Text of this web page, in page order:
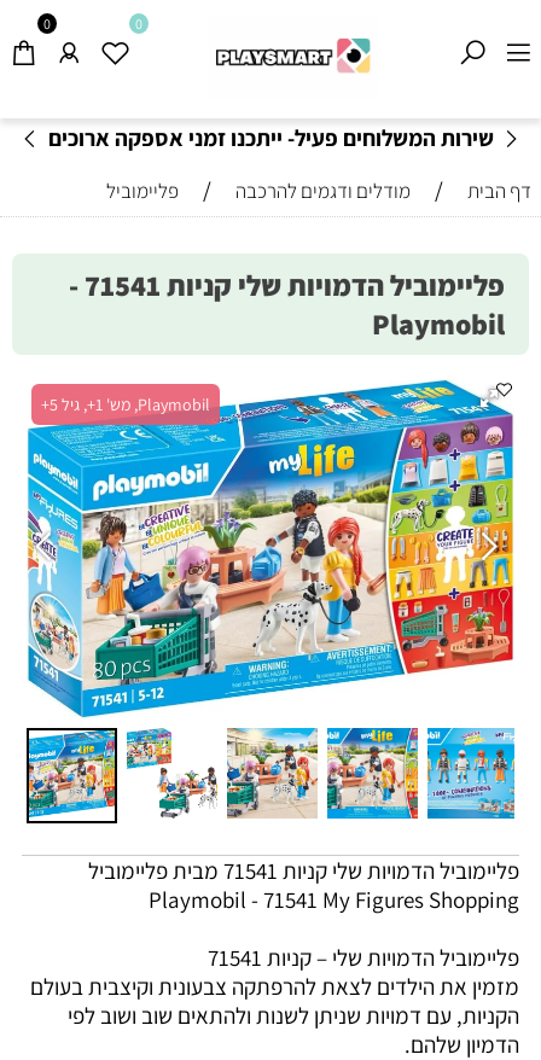
שירות המשלוחים פעיל- ייתכנו זמני אספקה ארוכים
0 0
דף הבית / מודלים ודגמים להרכבה / פליימוביל
פליימוביל הדמויות שלי קניות 71541 -
Playmobil
Playmobil, מש' 1+, גיל 5+
פליימוביל הדמויות שלי קניות 71541 מבית פליימוביל
Playmobil - 71541 My Figures Shopping
פליימוביל הדמויות שלי – קניות 71541
מזמין את הילדים לצאת להרפתקה צבעונית וקיצבית בעולם
הקניות, עם דמויות שניתן לשנות ולהתאים שוב ושוב לפי
הדמיון שלהם.